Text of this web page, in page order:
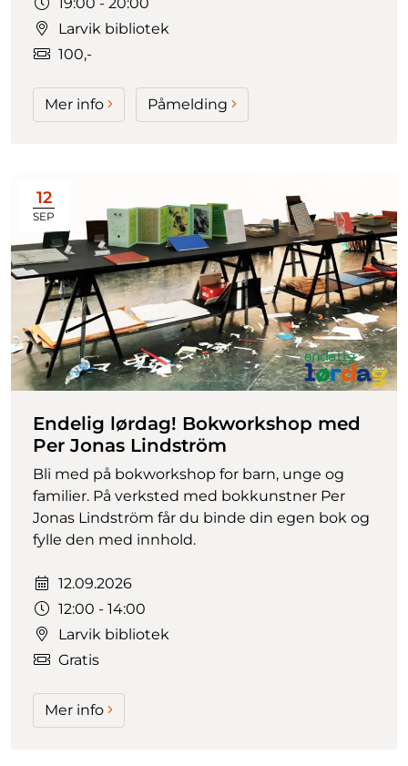
19:00 - 20:00
Larvik bibliotek
100,-
Mer info Påmelding
Endelig lørdag! Bokworkshop med
Per Jonas Lindström
Bli med på bokworkshop for barn, unge og
familier. På verksted med bokkunstner Per
Jonas Lindström får du binde din egen bok og
fylle den med innhold.
Dato:
12.09.2026
Tidspunkt:
12:00 - 14:00
Larvik bibliotek
Gratis
Mer info
12
SEP